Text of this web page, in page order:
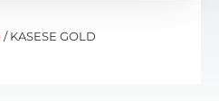
/ KASESE GOLD